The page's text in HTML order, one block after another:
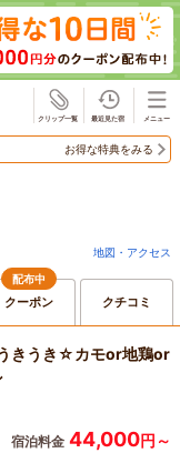
お得な特典をみる
地図・アクセス
配布中
クーポン クチコミ
きうき☆カモor地鶏or
宿泊料金 44,000円～